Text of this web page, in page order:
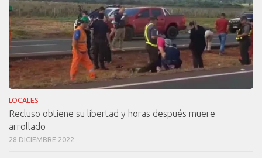
LOCALES
Recluso obtiene su libertad y horas después muere
arrollado
28 DICIEMBRE 2022